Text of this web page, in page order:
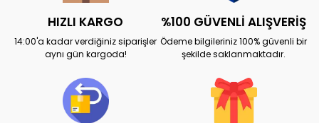
HIZLI KARGO
14:00'a kadar verdiğiniz siparişler
aynı gün kargoda!
%100 GÜVENLİ ALIŞVERİŞ
Ödeme bilgileriniz 100% güvenli bir
şekilde saklanmaktadır.